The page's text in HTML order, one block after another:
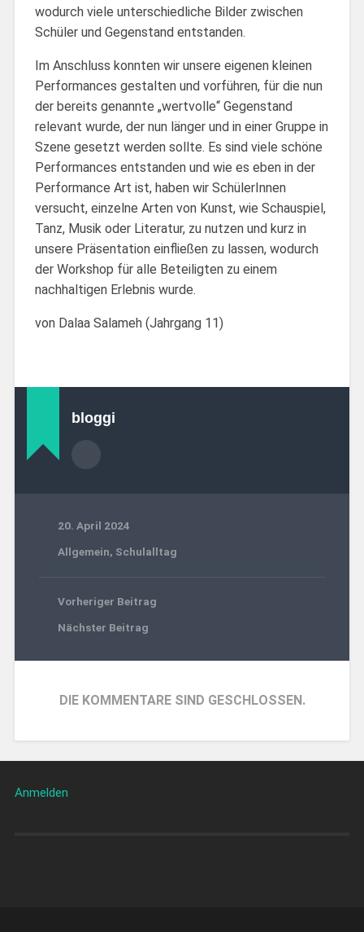
wodurch viele unterschiedliche Bilder zwischen
Schüler und Gegenstand entstanden.
Im Anschluss konnten wir unsere eigenen kleinen
Performances gestalten und vorführen, für die nun
der bereits genannte „wertvolle“ Gegenstand
relevant wurde, der nun länger und in einer Gruppe in
Szene gesetzt werden sollte. Es sind viele schöne
Performances entstanden und wie es eben in der
Performance Art ist, haben wir SchülerInnen
versucht, einzelne Arten von Kunst, wie Schauspiel,
Tanz, Musik oder Literatur, zu nutzen und kurz in
unsere Präsentation einfließen zu lassen, wodurch
der Workshop für alle Beteiligten zu einem
nachhaltigen Erlebnis wurde.
von Dalaa Salameh (Jahrgang 11)
bloggi
20. April 2024
Allgemein, Schulalltag
Vorheriger Beitrag
Nächster Beitrag
DIE KOMMENTARE SIND GESCHLOSSEN.
Anmelden